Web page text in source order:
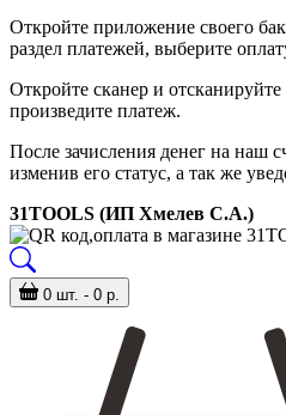
Откройте приложение своего
раздел платежей, выберите
Откройте сканер и
произведите платеж.
После зачисления денег на наш
изменив его статус, а так же
31TOOLS (ИП Хмелев С.А.)
0 шт. - 0 р.